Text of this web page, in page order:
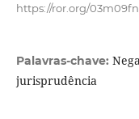
https://ror.org/
Palavras-chave:
jurisprudência